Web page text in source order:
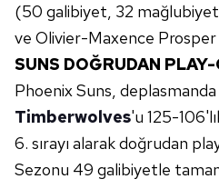
(50 galibiyet, 32
ve Olivier-Maxence Prosper
SUNS DOĞRUDAN
Phoenix Suns, deplasmanda
Timberwolves'u 125-
6. sırayı alarak doğrudan
Sezonu 49 galibiyetle